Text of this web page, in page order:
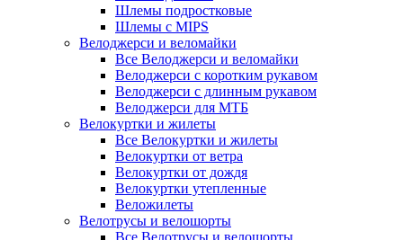
Шлемы подростковые
Шлемы с MIPS
Велоджерси и веломайки
Все Велоджерси и веломайки
Велоджерси с коротким рукавом
Велоджерси с длинным рукавом
Велоджерси для МТБ
Велокуртки и жилеты
Все Велокуртки и жилеты
Велокуртки от ветра
Велокуртки от дождя
Велокуртки утепленные
Веложилеты
Велотрусы и велошорты
Все Велотрусы и велошорты